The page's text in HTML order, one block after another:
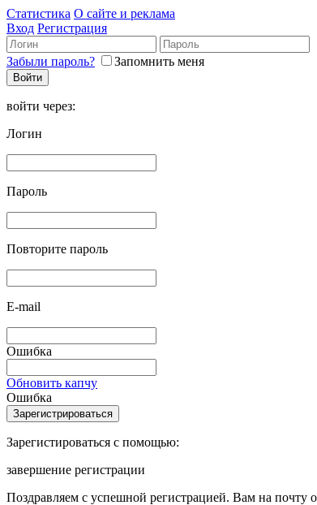
Статистика О сайте и реклама
Вход Регистрация
Забыли пароль? Запомнить меня
войти через:
Логин
Пароль
Повторите пароль
E-mail
Ошибка
Обновить капчу
Ошибка
Зарегистироваться с помощью:
завершение регистрации
Поздравляем с успешной регистрацией. Вам на почту